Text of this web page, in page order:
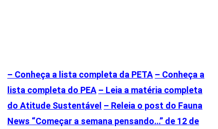
– Conheça a lista completa da PETA – Conheça a
lista completa do PEA – Leia a matéria completa
do Atitude Sustentável – Releia o post do Fauna
News “Começar a semana pensando…” de 12 de